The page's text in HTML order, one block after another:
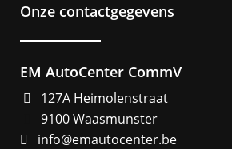
Onze contactgegevens
EM AutoCenter CommV
127A Heimolenstraat
9100 Waasmunster
info@emautocenter.be